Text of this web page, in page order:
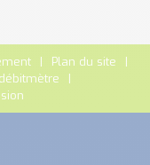
Plan du site